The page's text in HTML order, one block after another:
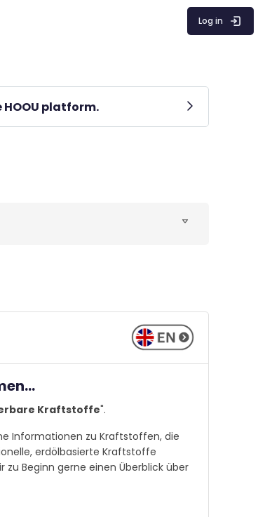
Log in
platform.
Kraftstoffe".
Informationen zu Kraftstoffen, die
erdölbasierte Kraftstoffe
zu Beginn gerne einen Überblick über